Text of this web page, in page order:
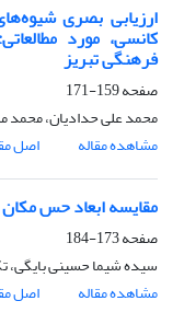
ارزیابی بصری
کانسی، مورد
فرهنگی تبریز
صفحه159-171
محمد علی حدادیان، محمد
مشاهده مقاله
اصل
مقایسه ابعاد حس
صفحه173-184
سیده شیما حسینی بایگی،
مشاهده مقاله
اصل